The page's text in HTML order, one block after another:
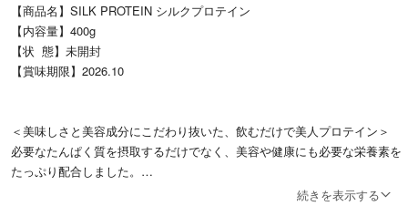
【商品名】SILK PROTEIN シルクプロテイン
【内容量】400g
【状 態】未開封
【賞味期限】2026.10
＜美味しさと美容成分にこだわり抜いた、飲むだけで美人プロテイン＞
必要なたんぱく質を摂取するだけでなく、美容や健康にも必要な栄養素を
たっぷり配合しました。
毎日、飽きずに続けられるよう美味しさと飲みやすさにもこだわってさら
続きを表示する